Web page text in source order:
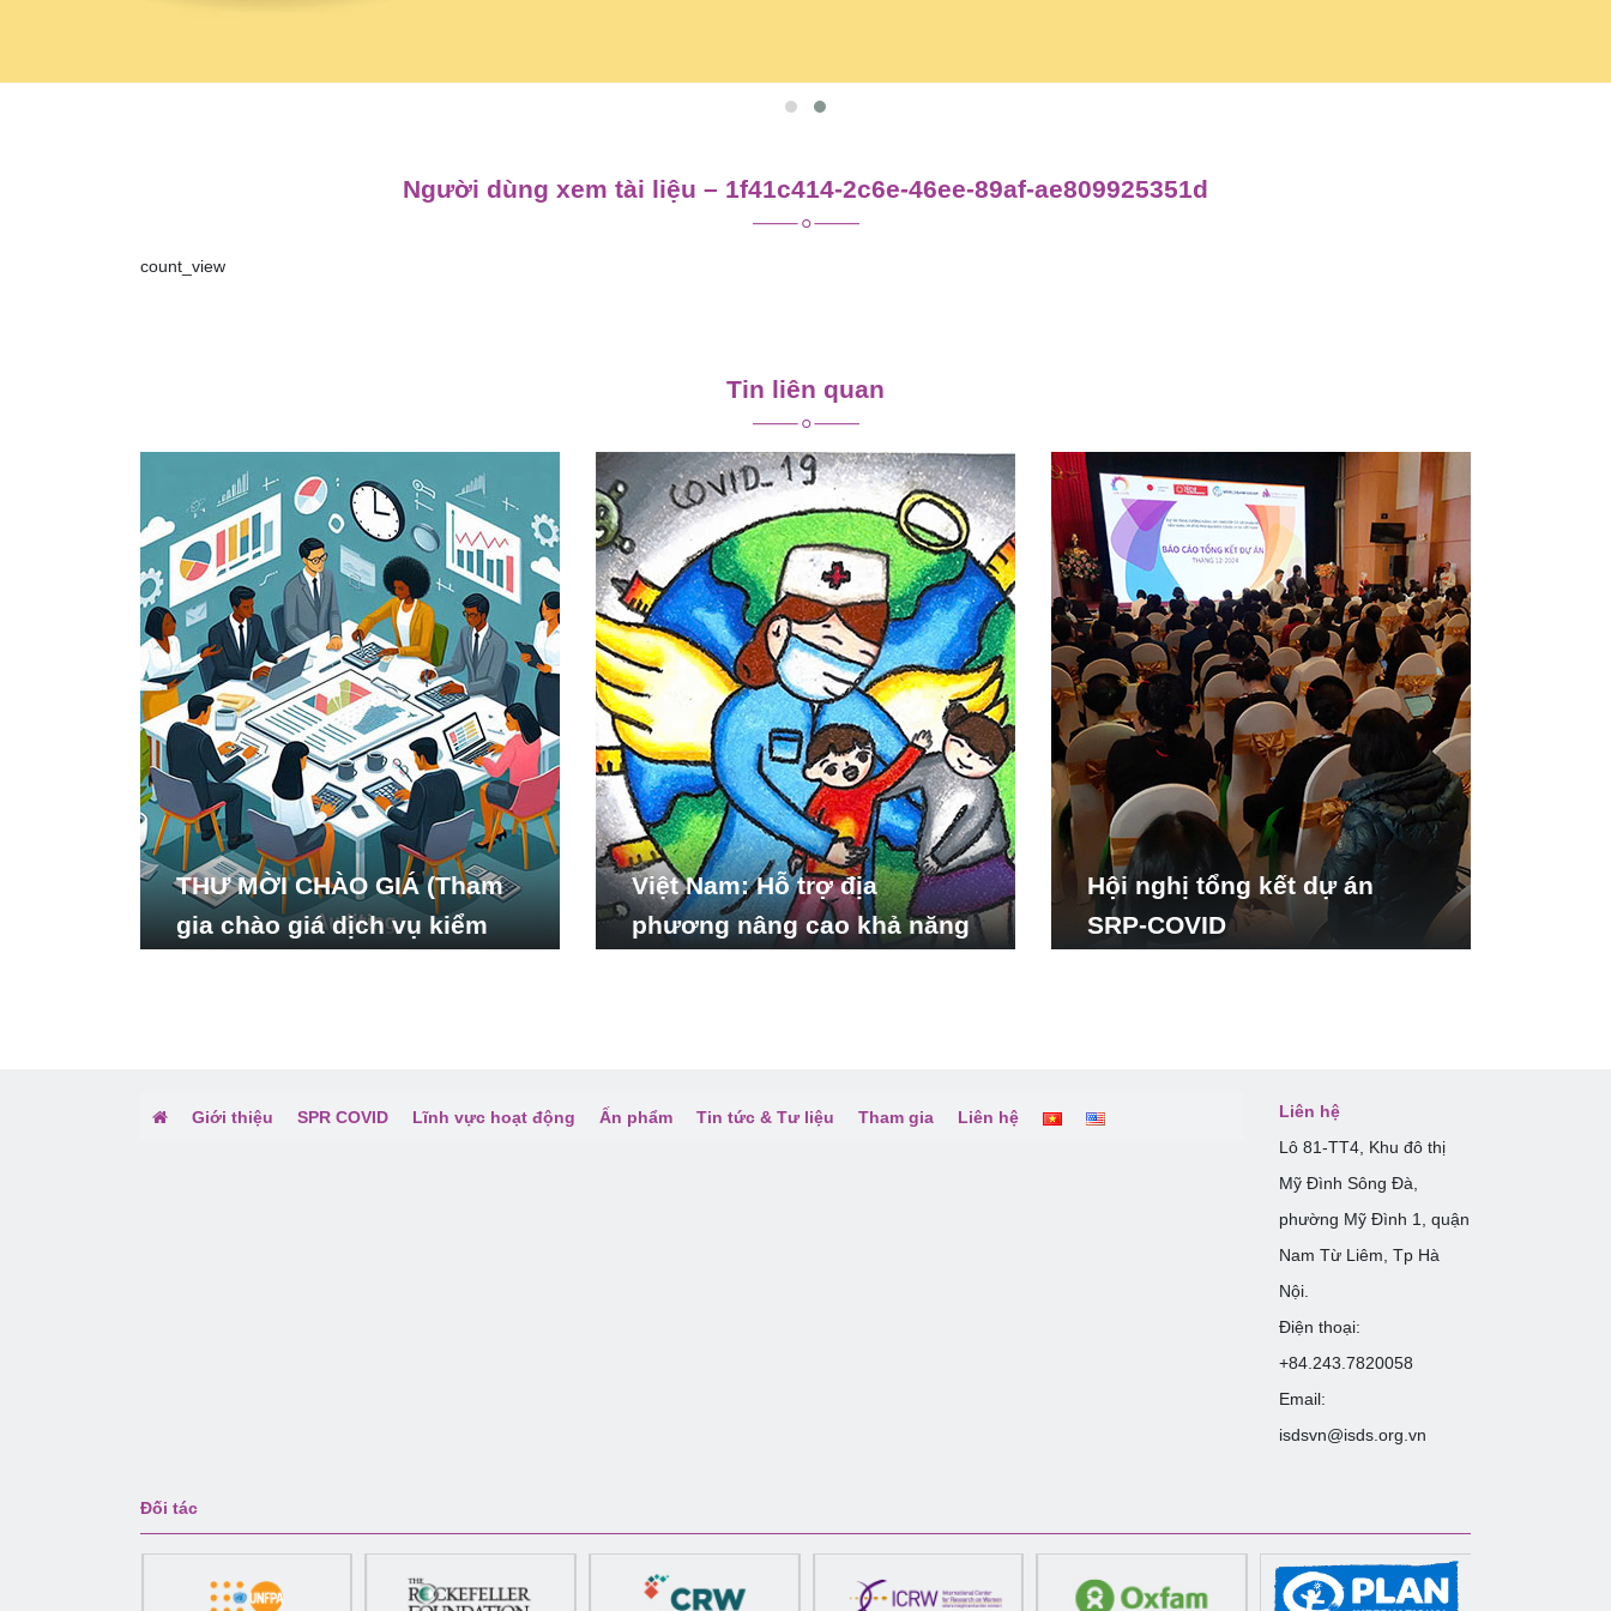
Người dùng xem tài liệu – 1f41c414-2c6e-46ee-89af-ae809925351d
count_view
viết
Tin liên quan
THƯ MỜI CHÀO GIÁ (Tham
gia chào giá dịch vụ kiểm
Việt Nam: Hỗ trợ địa
phương nâng cao khả năng
Hội nghị tổng kết dự án
SRP-COVID
Giới thiệu SPR COVID Lĩnh vực hoạt động Ấn phẩm Tin tức & Tư liệu Tham gia Liên hệ
Liên hệ
Lô 81-TT4, Khu đô thị
Mỹ Đình Sông Đà,
phường Mỹ Đình 1, quận
Nam Từ Liêm, Tp Hà
Nội.
Điện thoại:
+84.243.7820058
Email:
isdsvn@isds.org.vn
Đối tác